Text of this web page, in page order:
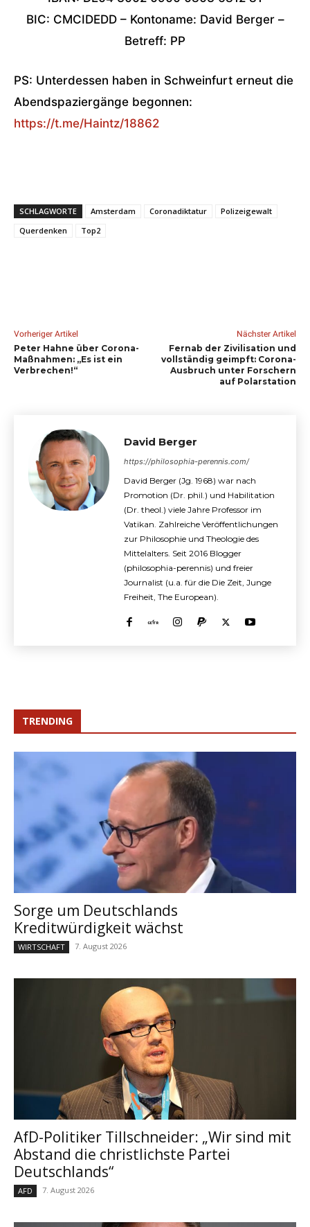
BIC: CMCIDEDD – Kontoname: David Berger –
Betreff: PP
PS: Unterdessen haben in Schweinfurt erneut die
Abendspaziergänge begonnen:
https://t.me/Haintz/18862
SCHLAGWORTE Amsterdam Coronadiktatur
Polizeigewalt
Querdenken
Top2
Vorheriger Artikel
Peter Hahne über Corona-
Maßnahmen: „Es ist ein
Verbrechen!“
Nächster Artikel
Fernab der Zivilisation und
vollständig geimpft: Corona-
Ausbruch unter Forschern
auf Polarstation
David Berger
https://philosophia-perennis.com/
David Berger (Jg. 1968) war nach
Promotion (Dr. phil.) und Habilitation
(Dr. theol.) viele Jahre Professor im
Vatikan. Zahlreiche Veröffentlichungen
zur Philosophie und Theologie des
Mittelalters. Seit 2016 Blogger
(philosophia-perennis) und freier
Journalist (u.a. für die Die Zeit, Junge
Freiheit, The European).
TRENDING
Sorge um Deutschlands
Kreditwürdigkeit wächst
WIRTSCHAFT 7. August 2026
AfD-Politiker Tillschneider: „Wir sind mit
Abstand die christlichste Partei
Deutschlands“
AFD 7. August 2026